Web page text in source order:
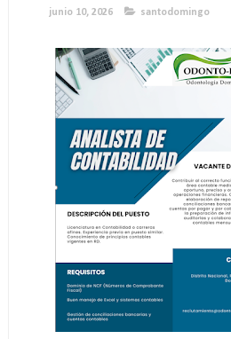
junio 10, 2026 santodomingo